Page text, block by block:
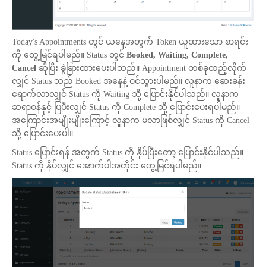
Today's Appointments တွင် ယနေ့အတွက် Token ယူထားသော စာရင်း
ကို တွေ့မြင်ရပါမည်။ Status တွင် Booked, Waiting, Complete,
Cancel ဆိုပြီး ခွဲခြားထားပေးပါသည်။ Appointment တစ်ခုထည့်လိုက်
လျှင် Status သည် Booked အနေနဲ့ ဝင်သွားပါမည်။ လူနာက ဆေးခန်း
ရောက်လာလျှင် Status ကို Waiting သို့ ပြောင်းနိုင်ပါသည်။ လူနာက
ဆရာဝန်နှင့် ပြပီးလျှင် Status ကို Complete သို့ ပြောင်းပေးရပါမည်။
အကြောင်းအမျိုးမျိုးကြောင့် လူနာက မလာဖြစ်လျှင် Status ကို Cancel
သို့ ပြောင်းပေးပါ။
Status ပြောင်းရန် အတွက် Status ကို နှိပ်ပြီးတော့ ပြောင်းနိုင်ပါသည်။
Status ကို နှိပ်လျှင် အောက်ပါအတိုင်း တွေ့မြင်ရပါမည်။